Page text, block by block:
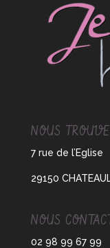
NOUS
7 rue de l’Eglise
29150
NOUS
02 98 99 67 99